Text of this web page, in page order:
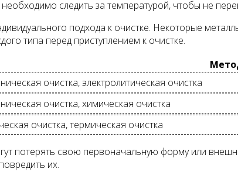
следить за температурой, чтобы не
подхода к очистке. Некоторые
типа перед приступлением к очистке.
очистка, электролитическая очистка
очистка, химическая очистка
очистка, термическая очистка
потерять свою первоначальную форму или
их.